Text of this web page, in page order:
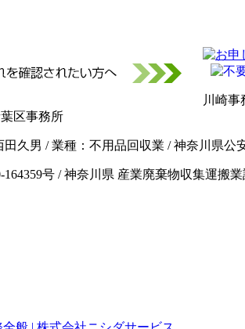
川崎
区事務所
田久男 / 業種：不用品回収業 / 神奈川県公
号 / 神奈川県 産業廃棄物収集運搬業